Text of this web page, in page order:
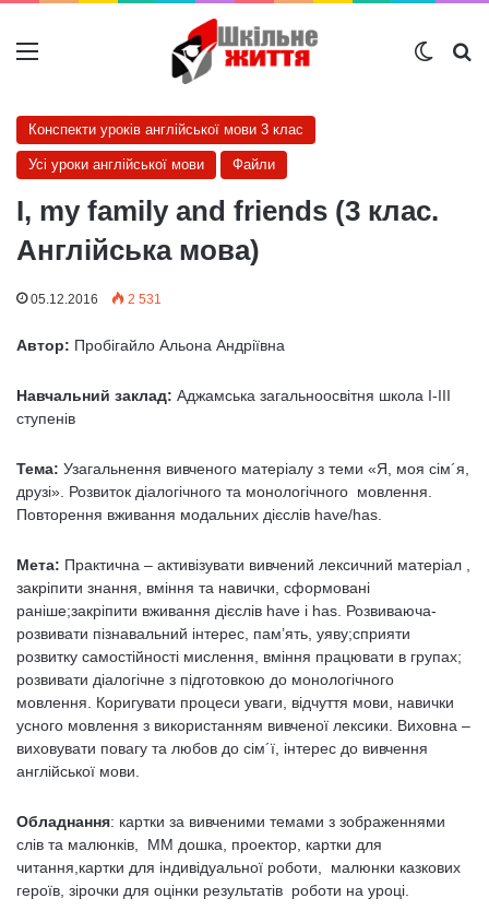
Меню
Конспекти уроків англійської мови 3 клас
Усі уроки англійської мови Файли
I, my family and friends (3 клас.
Англійська мова)
05.12.2016 2 531
Автор: Пробігайло Альона Андріївна
Навчальний заклад: Аджамська загальноосвітня школа І-ІІІ
ступенів
Тема: Узагальнення вивченого матеріалу з теми «Я, моя сім´я,
друзі». Розвиток діалогічного та монологічного мовлення.
Повторення вживання модальних дієслів have/has.
Мета: Практична – активізувати вивчений лексичний матеріал ,
закріпити знання, вміння та навички, сформовані
раніше;закріпити вживання дієслів have і has. Розвиваюча-
розвивати пізнавальний інтерес, пам’ять, уяву;сприяти
розвитку самостійності мислення, вміння працювати в групах;
розвивати діалогічне з підготовкою до монологічного
мовлення. Коригувати процеси уваги, відчуття мови, навички
усного мовлення з використанням вивченої лексики. Виховна –
виховувати повагу та любов до сім´ї, інтерес до вивчення
англійської мови.
Обладнання: картки за вивченими темами з зображеннями
слів та малюнків, ММ дошка, проектор, картки для
читання,картки для індивідуальної роботи, малюнки казкових
героїв, зірочки для оцінки результатів роботи на уроці.